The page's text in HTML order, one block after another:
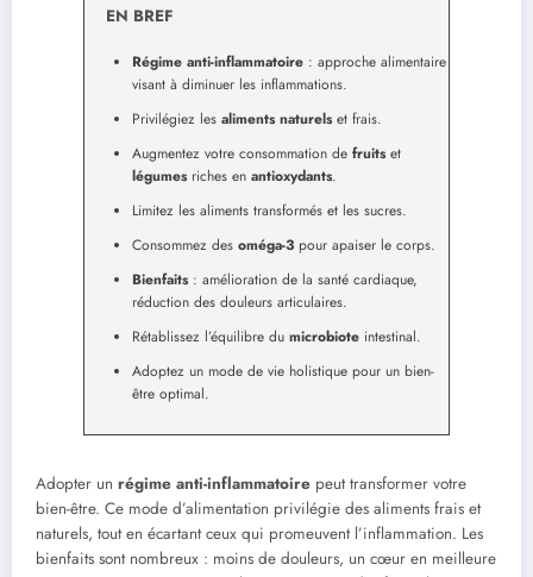
EN BREF
Régime anti-inflammatoire : approche alimentaire
visant à diminuer les inflammations.
Privilégiez les aliments naturelset frais.
Augmentez votre consommation de fruitset
légumesriches en antioxydants.
Limitez les aliments transformés et les sucres.
Consommez des oméga-3 pour apaiser le corps.
Bienfaits: amélioration de la santé cardiaque,
réduction des douleurs articulaires.
Rétablissez l’équilibre du microbiote intestinal.
Adoptez un mode de vie holistique pour un bien-
être optimal.
Adopter un régime anti-inflammatoire peut transformer votre
bien-être. Ce mode d’alimentation privilégie des aliments frais et
naturels, tout en écartant ceux qui promeuvent l’inflammation. Les
bienfaits sont nombreux : moins de douleurs, un cœur en meilleure